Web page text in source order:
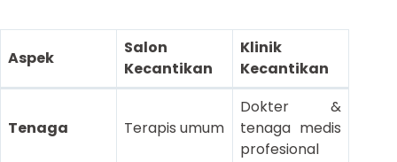
Aspek
Salon
Kecantikan
Klinik
Kecantikan
Tenaga Terapis umum
Dokter &
tenaga medis
profesional